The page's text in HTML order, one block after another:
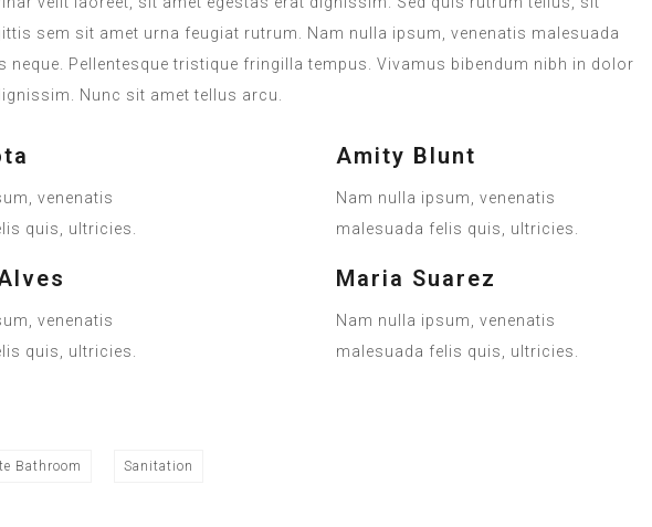
sem sit amet urna feugiat rutrum. Nam nulla ipsum, venenatis malesuada
Pellentesque tristique fringilla tempus. Vivamus bibendum nibh in dolor
Nunc sit amet tellus arcu.
venenatis
quis, ultricies.
venenatis
quis, ultricies.
Amity Blunt
Nam nulla ipsum, venenatis
malesuada felis quis, ultricies.
Maria Suarez
Nam nulla ipsum, venenatis
malesuada felis quis, ultricies.
Bathroom Sanitation